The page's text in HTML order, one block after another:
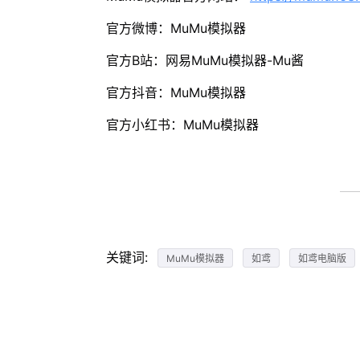
官方微博：MuMu模拟器
官方B站：网易MuMu模拟器-Mu酱
官方抖音：MuMu模拟器
官方小红书：MuMu模拟器
关键词: MuMu模拟器 如鸢 如鸢电脑版